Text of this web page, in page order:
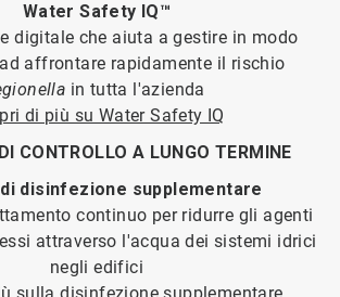
Water Safety IQ™
digitale che aiuta a gestire in modo
affrontare rapidamente il rischio
in tutta l'azienda
di più su Water Safety IQ
CONTROLLO A LUNGO TERMINE
disinfezione supplementare
continuo per ridurre gli agenti
attraverso l'acqua dei sistemi idrici
negli edifici